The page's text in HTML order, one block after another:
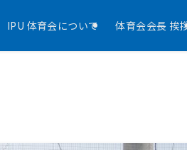
IPU 体育会について 体育会会長 挨